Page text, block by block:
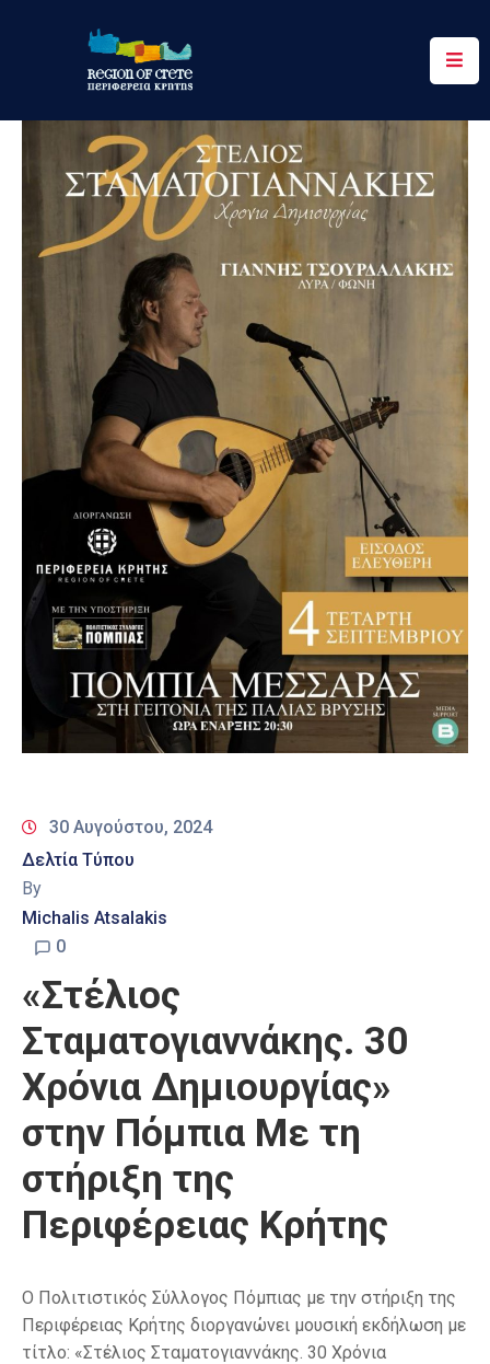
Περιφέρεια
Ενημέρωση
Δράσεις
Υπηρεσίες
Επικοινωνία
30 Αυγούστου, 2024
Δελτία Τύπου
By
Michalis Atsalakis
0
«Στέλιος
Σταματογιαννάκης. 30
Χρόνια Δημιουργίας»
στην Πόμπια Με τη
στήριξη της
Περιφέρειας Κρήτης
Ο Πολιτιστικός Σύλλογος Πόμπιας με την στήριξη της
Περιφέρειας Κρήτης διοργανώνει μουσική εκδήλωση με
τίτλο: «Στέλιος Σταματογιαννάκης. 30 Χρόνια